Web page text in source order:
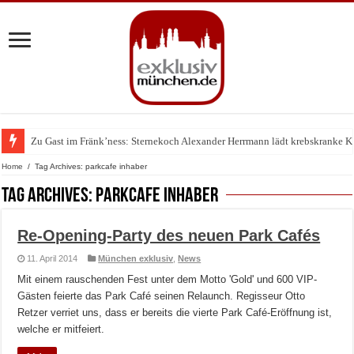
Zu Gast im Fränk’ness: Sternekoch Alexander Herrmann lädt krebskranke
Home / Tag Archives: parkcafe inhaber
Tag Archives: parkcafe inhaber
Re-Opening-Party des neuen Park Cafés
11. April 2014 München exklusiv ,News
Mit einem rauschenden Fest unter dem Motto 'Gold' und 600 VIP-
Gästen feierte das Park Café seinen Relaunch. Regisseur Otto
Retzer verriet uns, dass er bereits die vierte Park Café-Eröffnung ist,
welche er mitfeiert.